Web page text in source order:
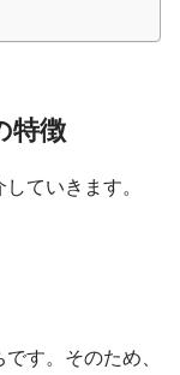
特徴
ていきます。
す。そのため、